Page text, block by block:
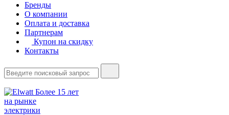
Бренды
О компании
Оплата и доставка
Партнерам
Купон на скидку
Контакты
Более 15 лет
на рынке
электрики